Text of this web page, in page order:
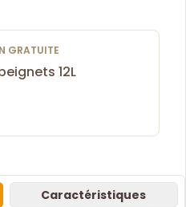
GRATUITE
12L
Caractéristiques